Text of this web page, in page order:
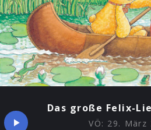
Das große Felix-
VÖ: 29. März